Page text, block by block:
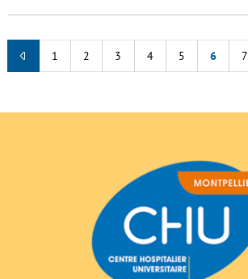
1 2 3 4 5 6 7